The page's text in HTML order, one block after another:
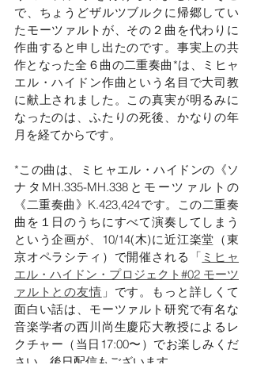
で、ちょうどザルツブルクに帰郷してい
たモーツァルトが、その２曲を代わりに
作曲すると申し出たのです。事実上の共
作となった全６曲の二重奏曲*は、ミヒャ
エル・ハイドン作曲という名目で大司教
に献上されました。この真実が明るみに
なったのは、ふたりの死後、かなりの年
月を経てからです。
*この曲は、ミヒャエル・ハイドンの《ソ
ナタMH.335-MH.338とモーツァルトの
《二重奏曲》K.423,424です。この二重奏
曲を１日のうちにすべて演奏してしまう
という企画が、10/14(木)に近江楽堂（東
京オペラシティ）で開催される「 ミヒャ
エル・ハイドン・プロジェクト#02 モーツ
ァルトとの友情 」です。もっと詳しくて
面白い話は、モーツァルト研究で有名な
音楽学者の西川尚生慶応大教授によるレ
クチャー（当日17:00〜）でお楽しみくだ
さい。後日配信もございます。